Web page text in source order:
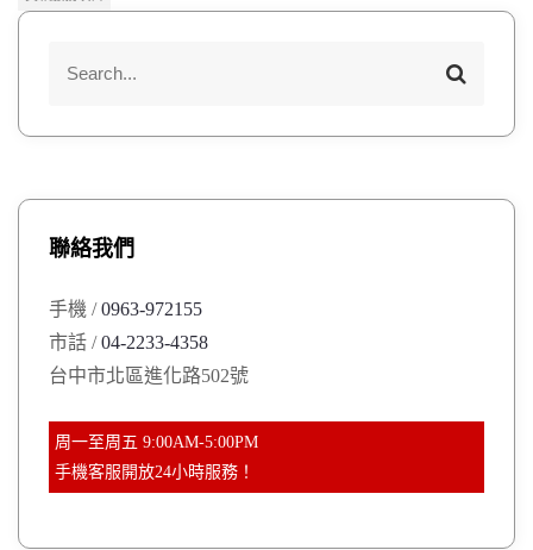
f
S
r
聯絡我們
手機 /0963-972155
市話 /04-2233-4358
台中市北區進化路502號
周一至周五 9:00AM-5:00PM
手機客服開放24小時服務！